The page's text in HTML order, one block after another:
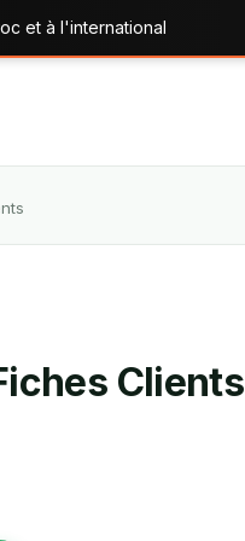
et à l'international
Clients